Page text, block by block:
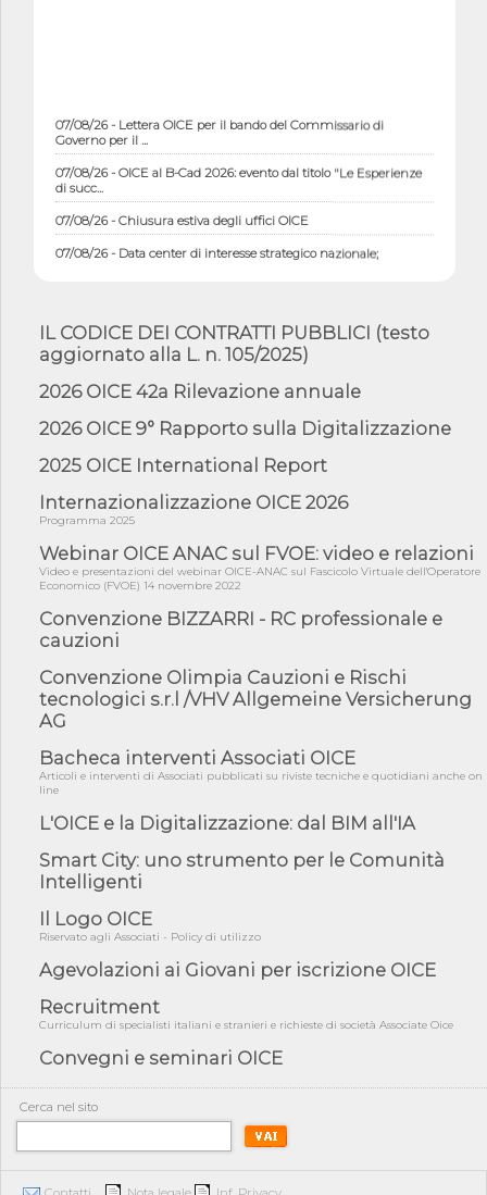
07/08/26 - Lettera OICE per il bando del Commissario di
Governo per il ...
07/08/26 - OICE al B-Cad 2026: evento dal titolo "Le Esperienze
di succ...
07/08/26 - Chiusura estiva degli uffici OICE
07/08/26 - Data center di interesse strategico nazionale;
interventi pe...
07/08/26 - Ponte sullo Stretto di Messina: deliberata la
sussistenza di...
07/08/26 - Tunnel Brennero, dal Cipess via libera al quinto lotto
06/08/26 - Istat, produzione industriale in calo dell'1% a giugno,
su a...
con ...
riqualificazione sism...
06/08/26 - CdM: approvato il d.lgs. di adeguamento all’AI Act in
06/08/26 - DDL delegazione europea in Cdm per recepimento
norme UE in m...
05/08/26 - DL Infrastrutture e PNRR è legge: approvata oggi la
fiducia...
05/08/26 - Focus OICE sul DDL di riforma della responsabilità
05/08/26 - Anac: pubblicata la Relazione illustrativa al Bando tipo
2 s...
05/08/26 - SAVE THE DATE: Assemblea Pubblica Confindustria
05/08/26 - Successo OICE per il bando della Città metropolitana
di Reg...
05/08/26 - Lettera OICE per il bando della Giunta Regionale della
Campa...
04/08/26 - DL PA: previste cancellazioni da elenchi professionisti
per ...
04/08/26 - International Sustainable Buildings Competition -
COP31, An...
04/08/26 - CdS, project financing: progetto di fattibilità da
04/08/26 - Rapporto Anac corruzione 2020-2026: procedimenti
penali per ...
acquiescenza r...
IL CODICE DEI CONTRATTI PUBBLICI (testo
aggiornato alla L. n. 105/2025)
2026 OICE 42a Rilevazione annuale
2026 OICE 9° Rapporto sulla Digitalizzazione
2025 OICE International Report
Internazionalizzazione OICE 2026
Programma 2025
Webinar OICE ANAC sul FVOE: video e relazioni
Video e presentazioni del webinar OICE-ANAC sul Fascicolo Virtuale dell'Operatore
Economico (FVOE) 14 novembre 2022
Convenzione BIZZARRI - RC professionale e
cauzioni
Convenzione Olimpia Cauzioni e Rischi
tecnologici s.r.l /VHV Allgemeine Versicherung
AG
Bacheca interventi Associati OICE
Articoli e interventi di Associati pubblicati su riviste tecniche e quotidiani anche on
line
L'OICE e la Digitalizzazione: dal BIM all'IA
Smart City: uno strumento per le Comunità
Intelligenti
Il Logo OICE
Riservato agli Associati - Policy di utilizzo
Agevolazioni ai Giovani per iscrizione OICE
Recruitment
Curriculum di specialisti italiani e stranieri e richieste di società Associate Oice
Convegni e seminari OICE
Cerca nel sito